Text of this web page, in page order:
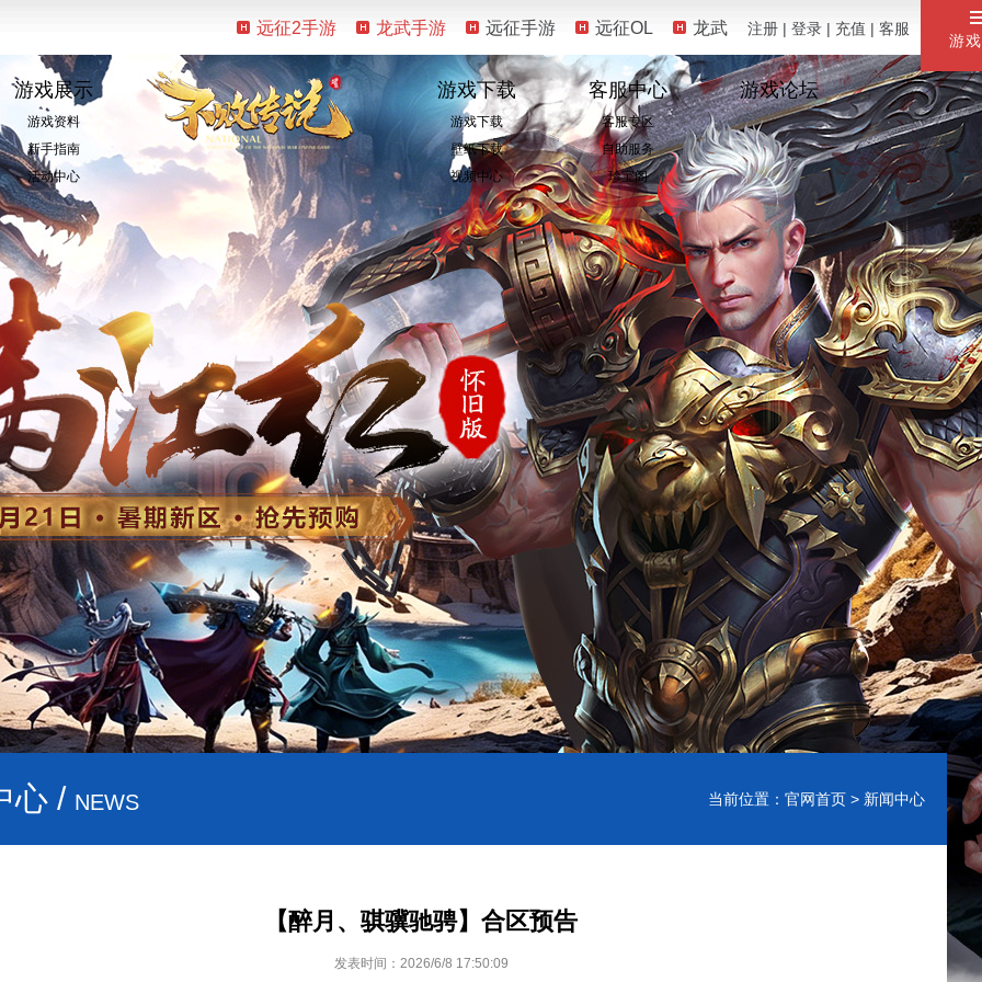
游
远征2手游 龙武手游 远征手游 远征OL 龙武 注册 | 登录 | 充值 | 客服
游戏展示
游戏资料
新手指南
活动中心
游戏下载
游戏下载
壁纸下载
视频中心
客服中心
客服专区
自助服务
珍宝阁
游戏论坛
心 / NEWS 当前位置： 官网首页 > 新闻中心
【醉月、骐骥驰骋】合区预告
发表时间：2026/6/8 17:50:09